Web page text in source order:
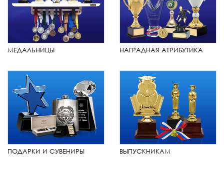
МЕДАЛЬНИЦЫ НАГРАДНАЯ АТРИБУТИКА
ПОДАРКИ И СУВЕНИРЫ ВЫПУСКНИКАМ